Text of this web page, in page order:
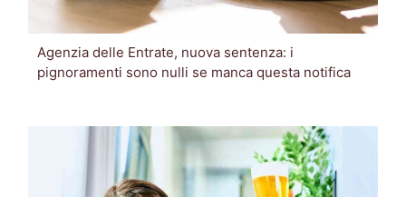
Agenzia delle Entrate, nuova sentenza: i
pignoramenti sono nulli se manca questa notifica